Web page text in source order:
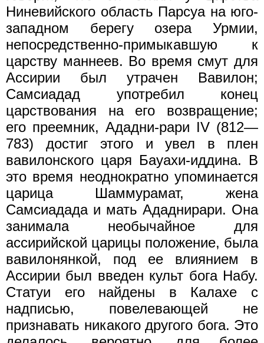
Ниневийского область Парсуа на юго-
западном берегу озера Урмии,
непосредственно-примыкавшую к
царству маннеев. Во время смут для
Ассирии был утрачен Вавилон;
Самсиадад употребил конец
царствования на его возвращение;
его преемник, Ададни-рари IV (812—
783) достиг этого и увел в плен
вавилонского царя Бауахи-иддина. В
это время неоднократно упоминается
царица Шаммурамат, жена
Самсиадада и мать Ададнирари. Она
занимала необычайное для
ассирийской царицы положение, была
вавилонянкой, под ее влиянием в
Ассирии был введен культ бога Набу.
Статуи его найдены в Калахе с
надписью, повелевающей не
признавать никакого другого бога. Это